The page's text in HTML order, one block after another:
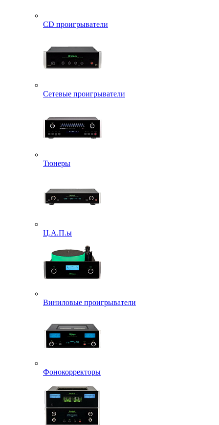
CD проигрыватели
Сетевые проигрыватели
Тюнеры
Ц.А.П.ы
Виниловые проигрыватели
Фонокорректоры